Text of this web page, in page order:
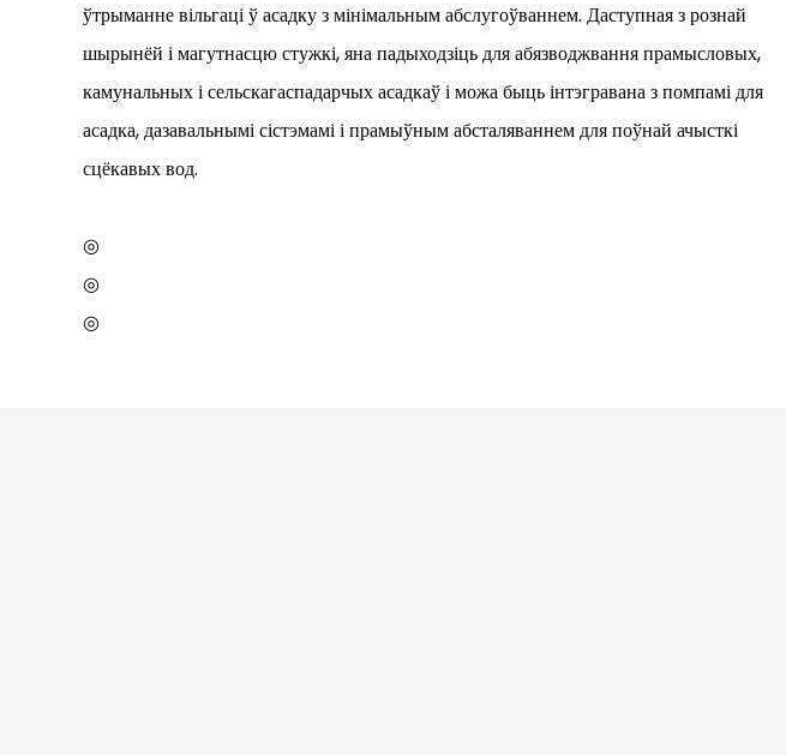
ўтрыманне вільгаці ў асадку з мінімальным абслугоўваннем. Даступная з рознай
шырынёй і магутнасцю стужкі, яна падыходзіць для абязводжвання прамысловых,
камунальных і сельскагаспадарчых асадкаў і можа быць інтэгравана з помпамі для
асадка, дазавальнымі сістэмамі і прамыўным абсталяваннем для поўнай ачысткі
сцёкавых вод.
◎
◎
◎